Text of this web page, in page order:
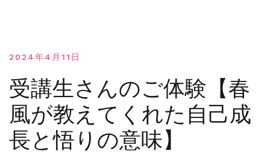
2024年4月11日
受講生さんのご体験【春
風が教えてくれた自己成
長と悟りの意味】